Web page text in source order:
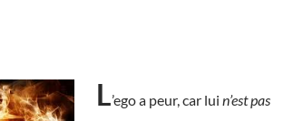
L’ego a peur, car lui n’est pas